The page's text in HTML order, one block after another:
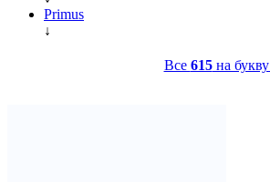
Primus
↓
Все 615на букву